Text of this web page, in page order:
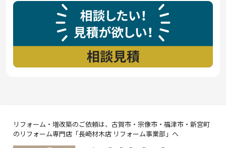
リフォーム・増改築のご依頼は、古賀市・宗像市・福津市・新宮町
のリフォーム専門店「長崎材木店 リフォーム事業部」へ